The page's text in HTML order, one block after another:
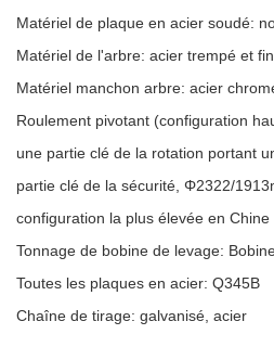
Matériel de plaque en acier soudé:
Matériel de l'arbre: acier trempé et
Matériel manchon arbre: acier
Roulement pivotant (configuration
une partie clé de la rotation portant
partie clé de la sécurité, Φ2322/
configuration la plus élevée en Chine
Tonnage de bobine de levage:
Toutes les plaques en acier: Q345B
Chaîne de tirage: galvanisé, acier